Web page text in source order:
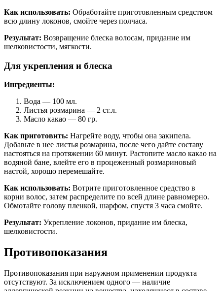
Как использовать: Обработайте приготовленным средством
всю длину локонов, смойте через полчаса.
Результат: Возвращение блеска волосам, придание им
шелковистости, мягкости.
Для укрепления и блеска
Ингредиенты:
Вода — 100 мл.
Листья розмарина — 2 ст.л.
Масло какао — 80 гр.
Как приготовить: Нагрейте воду, чтобы она закипела.
Добавьте в нее листья розмарина, после чего дайте составу
настояться на протяжении 60 минут. Растопите масло какао на
водяной бане, влейте его в процеженный розмариновый
настой, хорошо перемешайте.
Как использовать: Вотрите приготовленное средство в
корни волос, затем распределите по всей длине равномерно.
Обмотайте голову пленкой, шарфом, спустя 3 часа смойте.
Результат: Укрепление локонов, придание им блеска,
шелковистости.
Противопоказания
Противопоказания при наружном применении продукта
отсутствуют. За исключением одного — наличие